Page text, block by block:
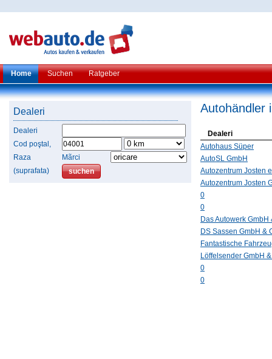
Home Suchen Ratgeber
Dealeri
Dealeri
Cod poştal,
Raza
(suprafata)
Mãrci
Autohändler
Dealeri
Autohaus Süper
AutoSL GmbH
Autozentrum Josten
Autozentrum Josten
0
0
Das Autowerk GmbH
DS Sassen GmbH &
Fantastische
Löffelsender GmbH
0
0